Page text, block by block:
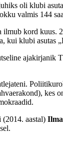
oli klubi
valmis 144
kord
klubi
aastal)